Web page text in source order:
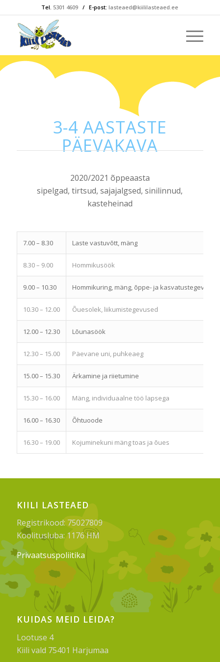
Tel. 5301 4609 / E-post:lasteaed@kiililasteaed.ee
3-4 AASTASTE
PÄEVAKAVA
2020/2021 õppeaasta
sipelgad, tirtsud, sajajalgsed, sinilinnud,
kasteheinad
7.00 – 8.30 Laste vastuvõtt, mäng
8.30 – 9.00 Hommikusöök
9.00 – 10.30 Hommikuring, mäng, õppe- ja kasvatustegevused
10.30 – 12.00 Õuesolek, liikumistegevused
12.00 – 12.30 Lõunasöök
12.30 – 15.00 Päevane uni, puhkeaeg
15.00 – 15.30 Ärkamine ja riietumine
15.30 – 16.00 Mäng, individuaalne töö lapsega
16.00 – 16.30 Õhtuoode
16.30 – 19.00 Kojuminekuni mäng toas ja õues
KIILI LASTEAED
Registrikood: 75027809
Koolitusluba: 1176 HM
Privaatsuspoliitika
KUIDAS MEID LEIDA?
Lootuse 4
Kiili vald 75401 Harjumaa